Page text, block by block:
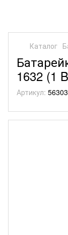
Каталог
1632 (1
Артикул: